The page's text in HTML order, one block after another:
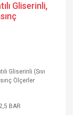
Gliserinli,
Gliserinli (Sıvı
Ölçerler
BAR